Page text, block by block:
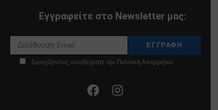
Εγγραφείτε στο Newsletter μας:
Συνεχίζοντας, αποδέχεστε την Πολιτική Απορρήτου